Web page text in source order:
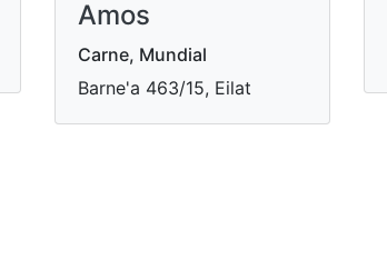
Amos
Carne, Mundial
Barne'a 463/15, Eilat